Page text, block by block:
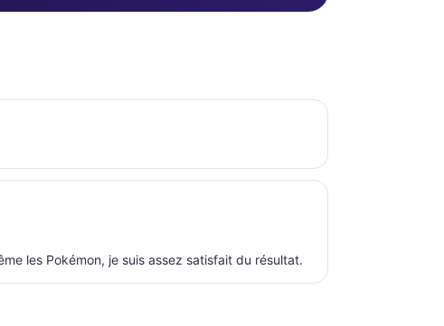
les Pokémon, je suis assez satisfait du résultat.